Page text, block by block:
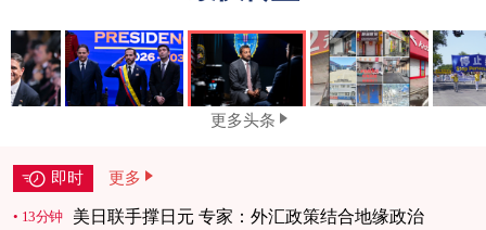
更多头条
即时 更多
13分钟 美日联手撑日元 专家：外汇政策结合地缘政治